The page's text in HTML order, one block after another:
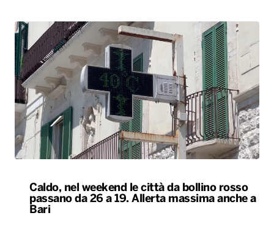
Caldo, nel weekend le città da bollino rosso
passano da 26 a 19. Allerta massima anche a
Bari